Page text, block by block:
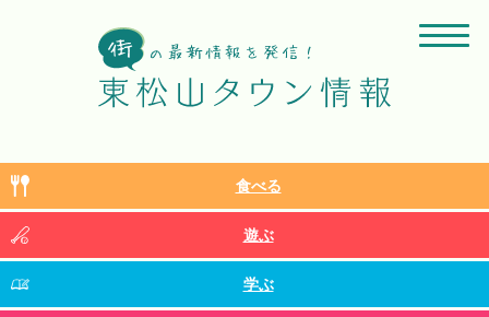
食べる
遊ぶ
学ぶ